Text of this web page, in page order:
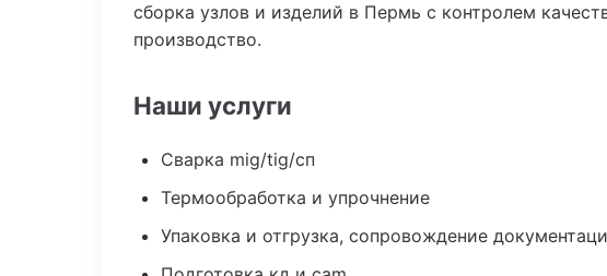
сборка узлов и изделий в Пермь с контролем
производство.
Наши услуги
Сварка mig/tig/сп
Термообработка и упрочнение
Упаковка и отгрузка, сопровождение